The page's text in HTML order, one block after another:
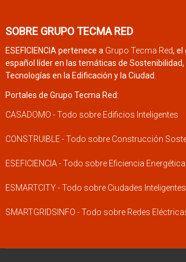
SOBRE GRUPO TECMA RED
ESEFICIENCIA pertenece a Grupo Tecma Red, el
español líder en las temáticas de Sostenibilidad,
Tecnologías en la Edificación y la Ciudad.
Portales de Grupo Tecma Red:
CASADOMO - Todo sobre Edificios Inteligentes
CONSTRUIBLE - Todo sobre Construcción
ESEFICIENCIA - Todo sobre Eficiencia Energética
ESMARTCITY - Todo sobre Ciudades Inteligentes
SMARTGRIDSINFO - Todo sobre Redes